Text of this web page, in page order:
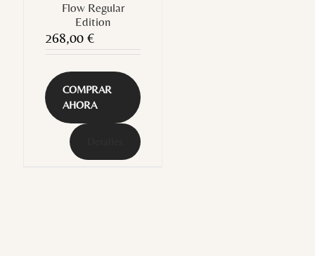
Flow Regular
Edition
268,00 €
COMPRAR
AHORA